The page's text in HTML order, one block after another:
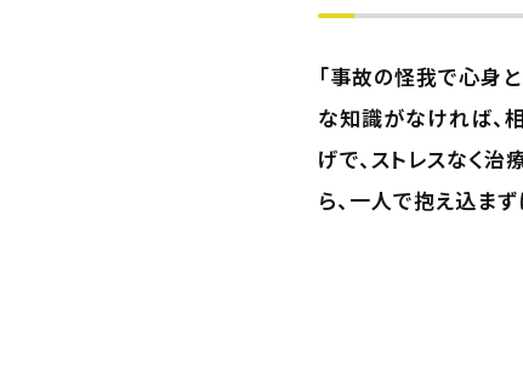
「事故の怪我で心身
な知識がなければ、
げで、ストレスなく
ら、一人で抱え込ま